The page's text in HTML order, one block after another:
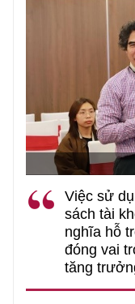
Việc sử
sách tài
nghĩa hỗ
đóng vai
tăng